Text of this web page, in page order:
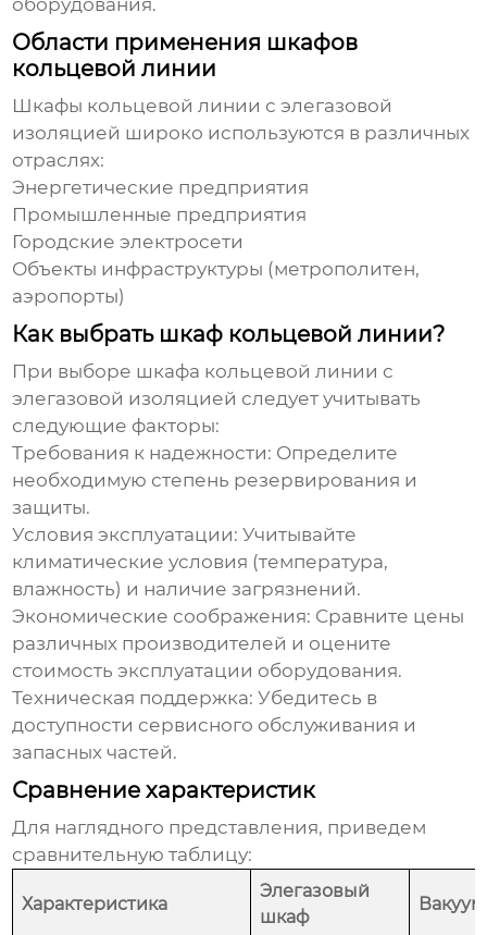
оборудования.
Области применения шкафов
кольцевой линии
Шкафы кольцевой линии с элегазовой
изоляцией широко используются в различных
отраслях:
Энергетические предприятия
Промышленные предприятия
Городские электросети
Объекты инфраструктуры (метрополитен,
аэропорты)
Как выбрать шкаф кольцевой линии?
При выборе шкафа кольцевой линии с
элегазовой изоляцией следует учитывать
следующие факторы:
Требования к надежности: Определите
необходимую степень резервирования и
защиты.
Условия эксплуатации: Учитывайте
климатические условия (температура,
влажность) и наличие загрязнений.
Экономические соображения: Сравните цены
различных производителей и оцените
стоимость эксплуатации оборудования.
Техническая поддержка: Убедитесь в
доступности сервисного обслуживания и
запасных частей.
Сравнение характеристик
Для наглядного представления, приведем
сравнительную таблицу:
Характеристика
Элегазовый
шкаф